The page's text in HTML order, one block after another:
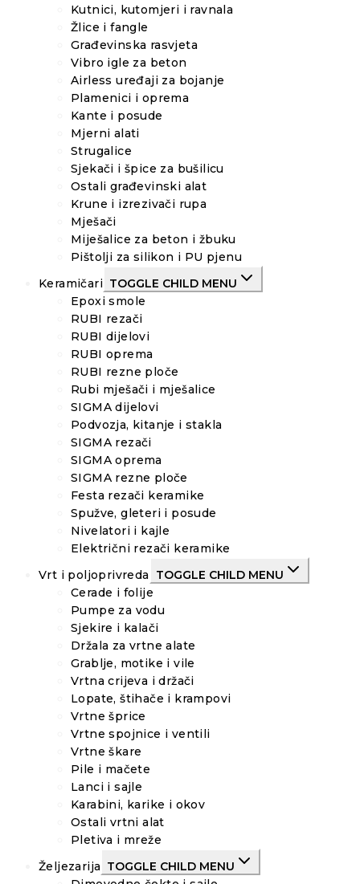
Kutnici, kutomjeri i ravnala
Žlice i fangle
Građevinska rasvjeta
Vibro igle za beton
Airless uređaji za bojanje
Plamenici i oprema
Kante i posude
Mjerni alati
Strugalice
Sjekači i špice za bušilicu
Ostali građevinski alat
Krune i izrezivači rupa
Mješači
Miješalice za beton i žbuku
Pištolji za silikon i PU pjenu
Keramičari TOGGLE CHILD MENU
Epoxi smole
RUBI rezači
RUBI dijelovi
RUBI oprema
RUBI rezne ploče
Rubi mješači i mješalice
SIGMA dijelovi
Podvozja, kitanje i stakla
SIGMA rezači
SIGMA oprema
SIGMA rezne ploče
Festa rezači keramike
Spužve, gleteri i posude
Nivelatori i kajle
Električni rezači keramike
Vrt i poljoprivreda
TOGGLE CHILD MENU
Cerade i folije
Pumpe za vodu
Sjekire i kalači
Držala za vrtne alate
Grablje, motike i vile
Vrtna crijeva i držači
Lopate, štihače i krampovi
Vrtne šprice
Vrtne spojnice i ventili
Vrtne škare
Pile i mačete
Lanci i sajle
Karabini, karike i okov
Ostali vrtni alat
Pletiva i mreže
Željezarija TOGGLE CHILD MENU